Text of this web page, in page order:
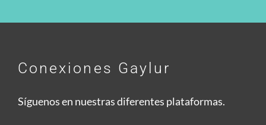
Conexiones Gaylur
Síguenos en nuestras diferentes plataformas.